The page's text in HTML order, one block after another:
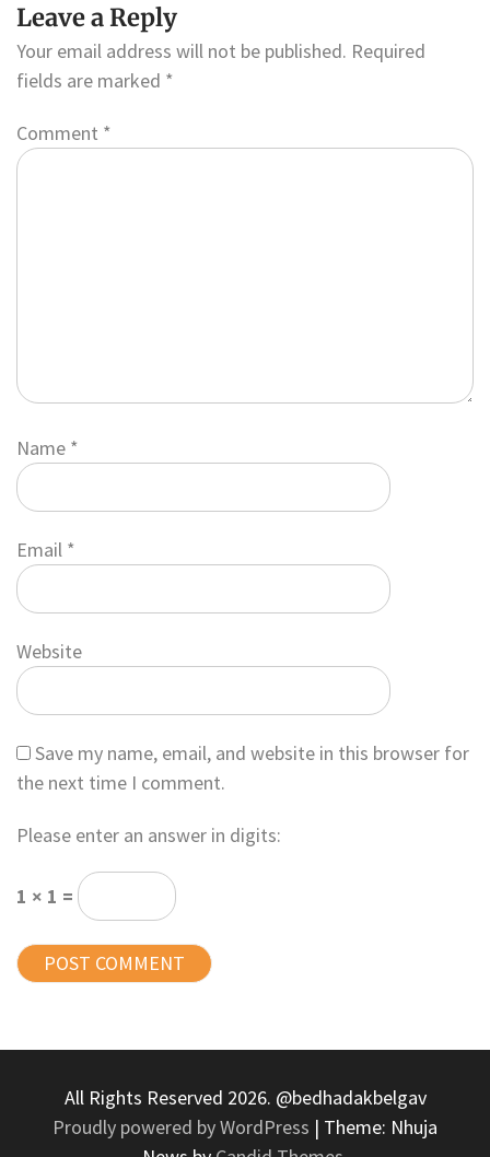
Leave a Reply
Your email address will not be published. Required
fields are marked *
Comment *
Name *
Email *
Website
Save my name, email, and website in this browser for
the next time I comment.
Please enter an answer in digits:
1 × 1 =
All Rights Reserved 2026. @bedhadakbelgav
Proudly powered by WordPress | Theme: Nhuja